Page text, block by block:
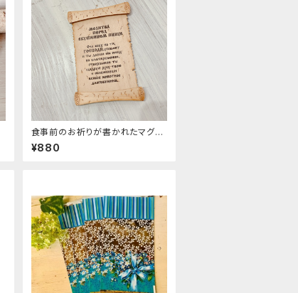
食事前のお祈りが書かれたマグネ
ットZZ476
¥880